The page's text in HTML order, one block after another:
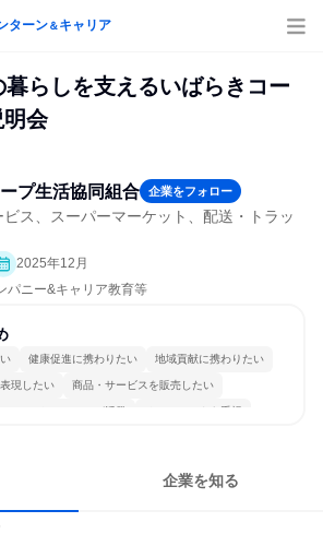
ターン＆キャリア
暮らしを支えるいばらきコー
会
プ生活協同組合 企業をフォロー
ス、スーパーマーケット、配送・トラッ
2025年12月
パニー&キャリア教育等
健康促進に携わりたい 地域貢献に携わりたい
現したい 商品・サービスを販売したい
コミュニケーションが活発 チームワークを重視
企業を知る